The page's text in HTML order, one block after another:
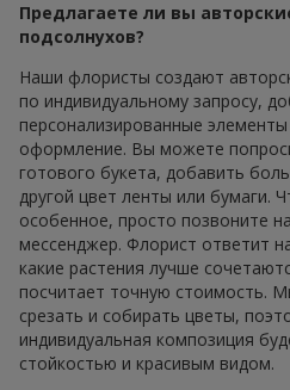
Предлагаете ли вы
подсолнухов?
Наши флористы создают
по индивидуальному запросу,
персонализированные
оформление. Вы можете
готового букета, добавить
другой цвет ленты или бумаги.
особенное, просто позвоните
мессенджер. Флорист ответит
какие растения лучше
посчитает точную стоимость.
срезать и собирать цветы,
индивидуальная композиция
стойкостью и красивым видом.